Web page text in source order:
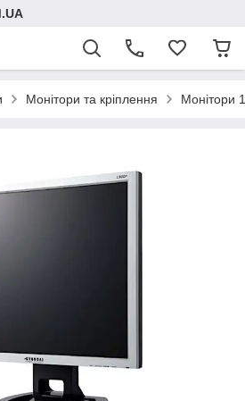
Монітори та кріплення Монітори